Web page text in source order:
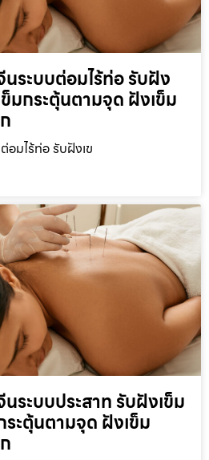
ระบบต่อมไร้ท่อ รับฝัง
มกระตุ้นตามจุด ฝังเข็ม
มไร้ท่อ รับฝังเข
ะบบประสาท รับฝังเข็ม
ะตุ้นตามจุด ฝังเข็ม